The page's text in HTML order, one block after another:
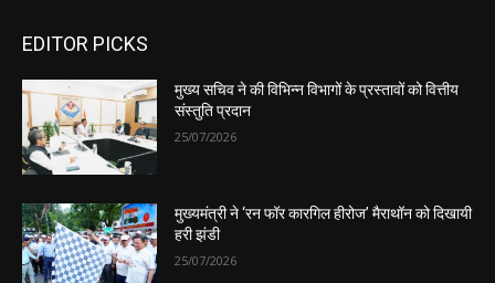
EDITOR PICKS
मुख्य सचिव ने की विभिन्न विभागों के प्रस्तावों को वित्तीय
संस्तुति प्रदान
25/07/2026
मुख्यमंत्री ने ‘रन फॉर कारगिल हीरोज’ मैराथॉन को दिखायी
हरी झंडी
25/07/2026